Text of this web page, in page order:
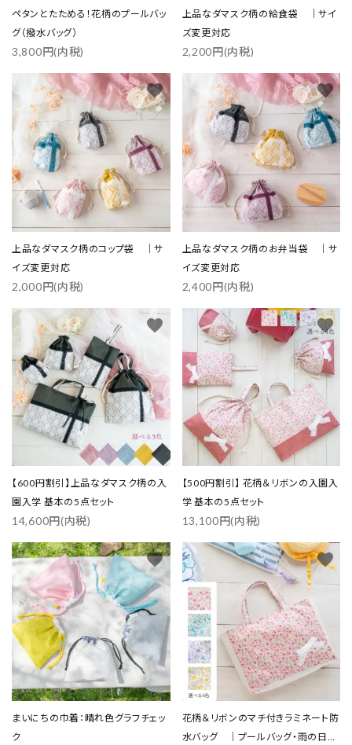
ペタンとたためる！花柄のプールバッ
グ（撥水バッグ）
3,800円(内税)
上品なダマスク柄の給食袋 ｜サイ
ズ変更対応
2,200円(内税)
上品なダマスク柄のコップ袋 ｜サ
イズ変更対応
2,000円(内税)
favorite
上品なダマスク柄のお弁当袋 ｜サ
イズ変更対応
2,400円(内税)
favorite
【600円割引】上品なダマスク柄の入
園入学 基本の5点セット
14,600円(内税)
favorite
【500円割引】 花柄＆リボンの入園入
学 基本の5点セット
13,100円(内税)
favorite
まいにちの巾着：晴れ色グラフチェッ
ク
favorite
花柄＆リボンのマチ付きラミネート防
水バッグ ｜プールバッグ・雨の日の
favorite